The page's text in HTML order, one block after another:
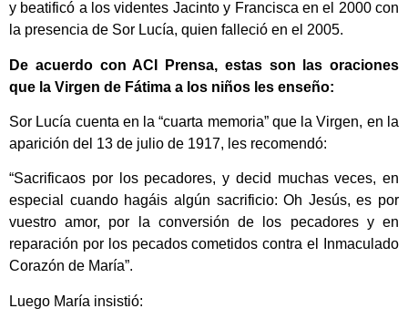
y beatificó a los videntes Jacinto y Francisca en el 2000 con
la presencia de Sor Lucía, quien falleció en el 2005.
De acuerdo con ACI Prensa, estas son las oraciones
que la Virgen de Fátima a los niños les enseño:
Sor Lucía cuenta en la “cuarta memoria” que la Virgen, en la
aparición del 13 de julio de 1917, les recomendó:
“Sacrificaos por los pecadores, y decid muchas veces, en
especial cuando hagáis algún sacrificio: Oh Jesús, es por
vuestro amor, por la conversión de los pecadores y en
reparación por los pecados cometidos contra el Inmaculado
Corazón de María”.
Luego María insistió: